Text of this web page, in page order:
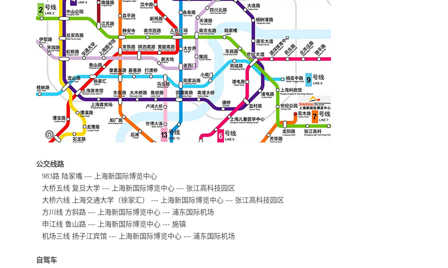
公交线路
983路 陆家嘴 --- 上海新国际博览中心
大桥五线 复旦大学 --- 上海新国际博览中心 --- 张江高科技园区
大桥六线 上海交通大学（徐家汇） --- 上海新国际博览中心 --- 张江高科技园区
方川线 方斜路 --- 上海新国际博览中心 --- 浦东国际机场
申江线 鲁山路 --- 上海新国际博览中心 --- 施镇
机场三线 扬子江宾馆 --- 上海新国际博览中心 --- 浦东国际机场
自驾车